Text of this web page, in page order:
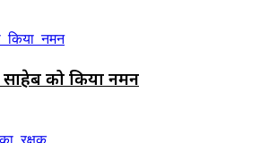
को किया नमन